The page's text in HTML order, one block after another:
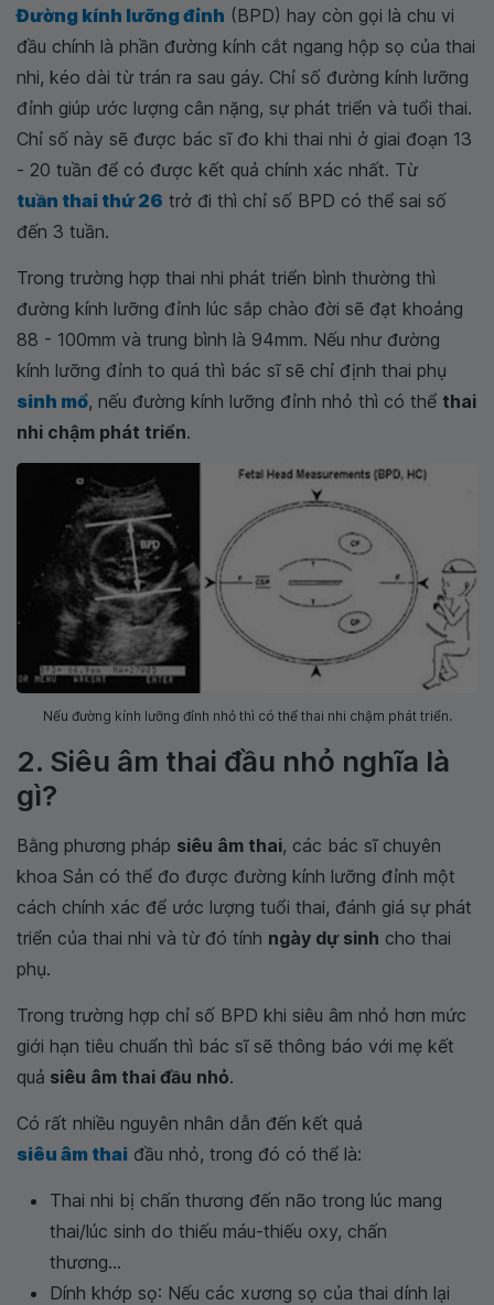
Đường kính lưỡng đỉnh (BPD) hay còn gọi là chu vi
đầu chính là phần đường kính cắt ngang hộp sọ của thai
nhi, kéo dài từ trán ra sau gáy. Chỉ số đường kính lưỡng
đỉnh giúp ước lượng cân nặng, sự phát triển và tuổi thai.
Chỉ số này sẽ được bác sĩ đo khi thai nhi ở giai đoạn 13
- 20 tuần để có được kết quả chính xác nhất. Từ
tuần thai thứ 26 trở đi thì chỉ số BPD có thể sai số
đến 3 tuần.
Trong trường hợp thai nhi phát triển bình thường thì
đường kính lưỡng đỉnh lúc sắp chào đời sẽ đạt khoảng
88 - 100mm và trung bình là 94mm. Nếu như đường
kính lưỡng đỉnh to quá thì bác sĩ sẽ chỉ định thai phụ
sinh mổ, nếu đường kính lưỡng đỉnh nhỏ thì có thể thai
nhi chậm phát triển.
Nếu đường kính lưỡng đỉnh nhỏ thì có thể thai nhi chậm phát triển.
2. Siêu âm thai đầu nhỏ nghĩa là
gì?
Bằng phương pháp siêu âm thai, các bác sĩ chuyên
khoa Sản có thể đo được đường kính lưỡng đỉnh một
cách chính xác để ước lượng tuổi thai, đánh giá sự phát
triển của thai nhi và từ đó tính ngày dự sinh cho thai
phụ.
Trong trường hợp chỉ số BPD khi siêu âm nhỏ hơn mức
giới hạn tiêu chuẩn thì bác sĩ sẽ thông báo với mẹ kết
quả siêu âm thai đầu nhỏ.
Có rất nhiều nguyên nhân dẫn đến kết quả
siêu âm thai đầu nhỏ, trong đó có thể là:
Thai nhi bị chấn thương đến não trong lúc mang
thai/lúc sinh do thiếu máu-thiếu oxy, chấn
thương...
Dính khớp sọ: Nếu các xương sọ của thai dính lại